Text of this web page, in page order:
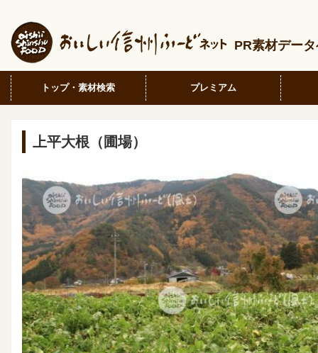
PR素材デー
トップ・素材検索 プレミアム
上平大根（圃場）